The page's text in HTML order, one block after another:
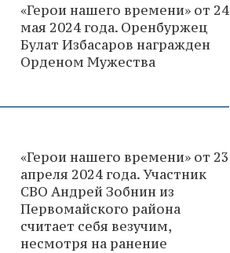
«Герои нашего времени» от 24
мая 2024 года. Оренбуржец
Булат Избасаров награжден
Орденом Мужества
«Герои нашего времени» от 23
апреля 2024 года. Участник
СВО Андрей Зобнин из
Первомайского района
считает себя везучим,
несмотря на ранение